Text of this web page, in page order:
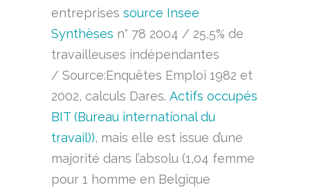
entreprises source Insee
Synthèses n° 78 2004 / 25,5% de
travailleuses indépendantes
/ Source:Enquêtes Emploi 1982 et
2002, calculs Dares. Actifs occupés
BIT (Bureau international du
travail)), mais elle est issue d’une
majorité dans l’absolu (1,04 femme
pour 1 homme en Belgique